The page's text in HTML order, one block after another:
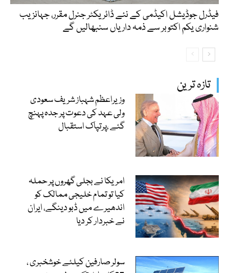
تازہ ترین
وزیراعظم شہباز شریف سعودی
ولی عہد کی دعوت پر جدہ پہنچ
گئے ،پرتپاک استقبال
امریکا نے بجلی گھروں پر حملہ
کیا تو تمام خلیجی ممالک کو
اندھیرے میں ڈبو دینگے، ایران
نے خبردار کر دیا
سولر صارفین کیلئے خوشخبری ،
فیڈرل جوڈیشل اکیڈمی کے نئے ڈائریکٹر جنرل مقرر، جہانزیب
شنواری یکم اکتوبر سے ذمہ داریاں سنبھالیں گے